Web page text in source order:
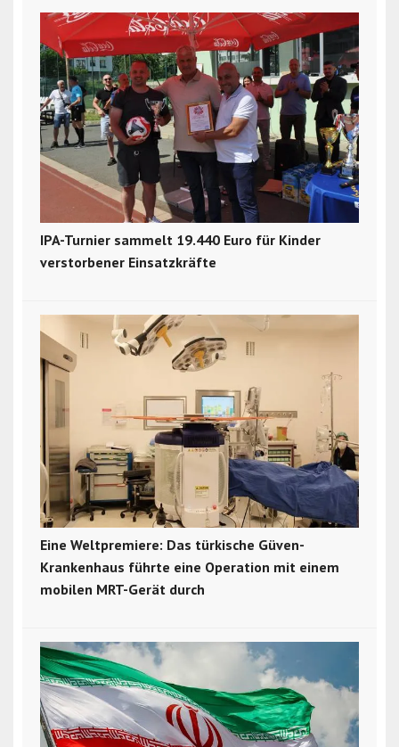
IPA-Turnier sammelt 19.440 Euro für Kinder
verstorbener Einsatzkräfte
Eine Weltpremiere: Das türkische Güven-
Krankenhaus führte eine Operation mit einem
mobilen MRT-Gerät durch